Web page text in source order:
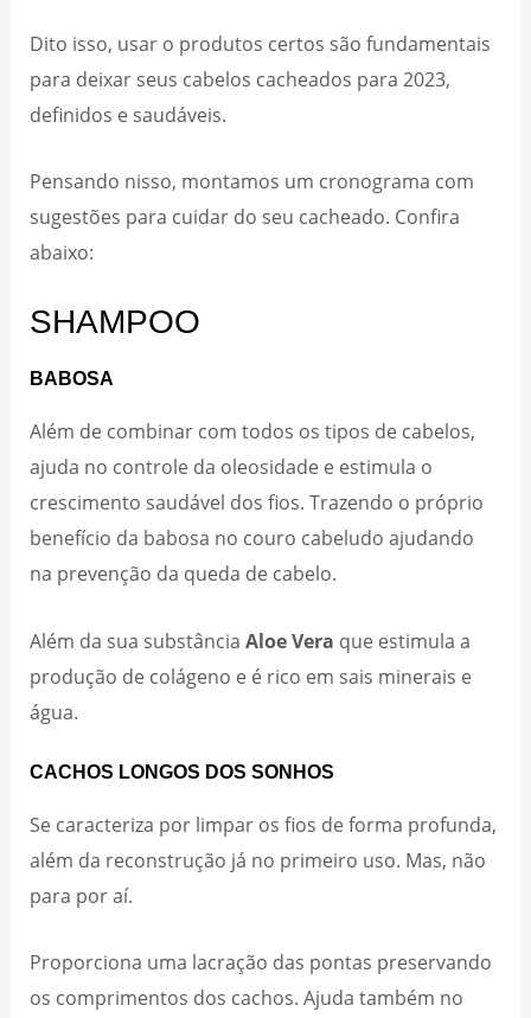
Dito isso, usar o produtos certos são fundamentais
para deixar seus cabelos cacheados para 2023,
definidos e saudáveis.
Pensando nisso, montamos um cronograma com
sugestões para cuidar do seu cacheado. Confira
abaixo:
SHAMPOO
BABOSA
Além de combinar com todos os tipos de cabelos,
ajuda no controle da oleosidade e estimula o
crescimento saudável dos fios. Trazendo o próprio
benefício da babosa no couro cabeludo ajudando
na prevenção da queda de cabelo.
Além da sua substânciaAloe Vera que estimula a
produção de colágeno e é rico em sais minerais e
água.
CACHOS LONGOS DOS SONHOS
Se caracteriza por limpar os fios de forma profunda,
além da reconstrução já no primeiro uso. Mas, não
para por aí.
Proporciona uma lacração das pontas preservando
os comprimentos dos cachos. Ajuda também no